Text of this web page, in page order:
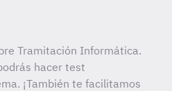
Tramitación Informática.
hacer test
¡También te facilitamos